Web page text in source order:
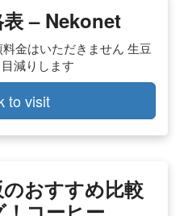
– Nekonet
金はいただきません 生豆
減りします
to visit
おすすめ比較